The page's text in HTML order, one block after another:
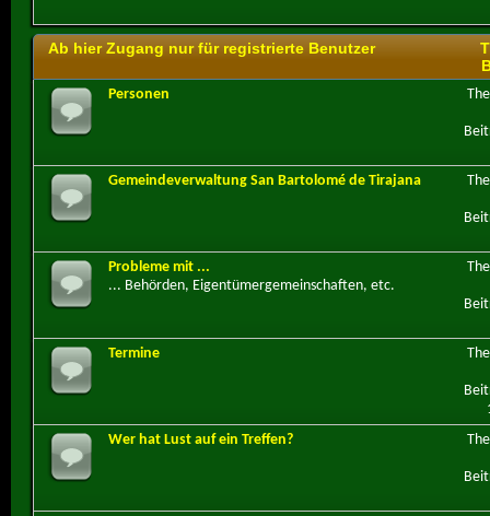
Ab hier Zugang nur für registrierte Benutzer
Personen
Gemeindeverwaltung San Bartolomé de Tirajana
Probleme mit ...
... Behörden, Eigentümergemeinschaften, etc.
Termine
Wer hat Lust auf ein Treffen?